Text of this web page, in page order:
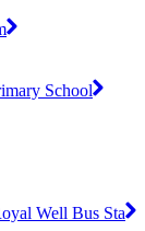
School
Well Bus Sta